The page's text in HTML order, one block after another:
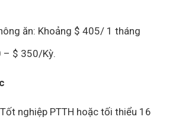
ăn: Khoảng $ 405/ 1 tháng
– $ 350/Kỳ.
nghiệp PTTH hoặc tối thiểu 16